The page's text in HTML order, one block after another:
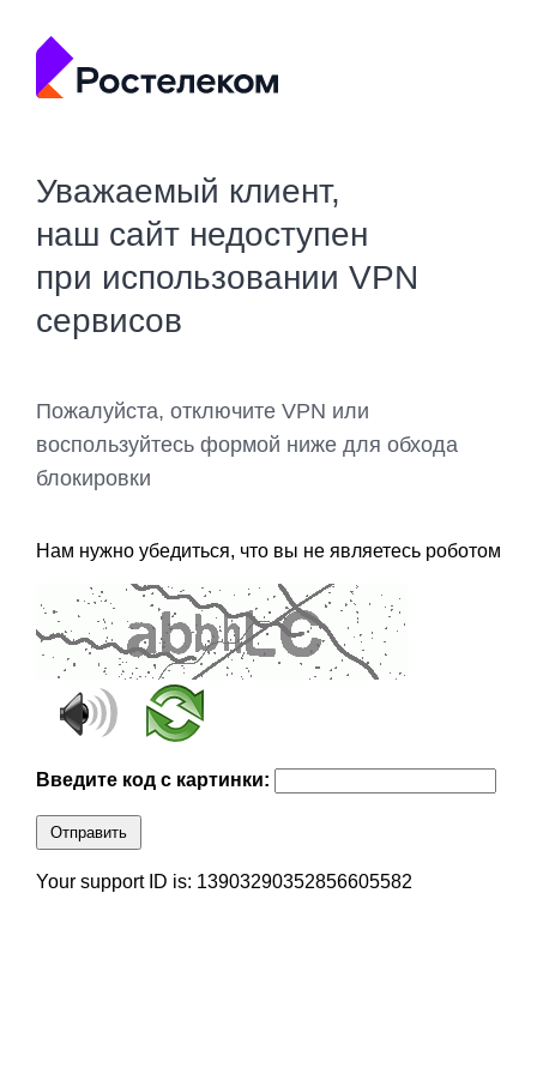
Уважаемый клиент,
наш сайт недоступен
при использовании VPN
сервисов
Пожалуйста, отключите VPN или
воспользуйтесь формой ниже для обхода
блокировки
Нам нужно убедиться, что вы не являетесь роботом
Введите код с картинки:
Отправить
Your support ID is: 13903290352856605582